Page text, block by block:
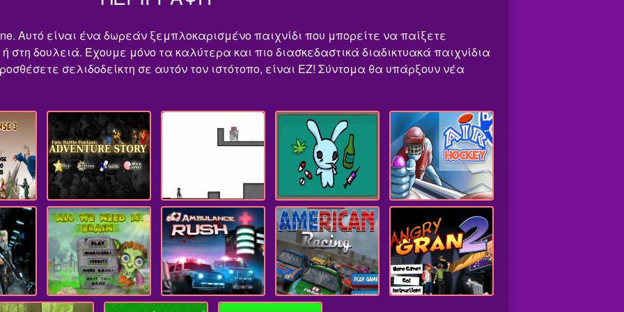
Αυτό είναι ένα δωρεάν ξεμπλοκαρισμένο παιχνίδι που μπορείτε να παίξετε
στη δουλειά. Έχουμε μόνο τα καλύτερα και πιο διασκεδαστικά διαδικτυακά παιχνίδια
σελιδοδείκτη σε αυτόν τον ιστότοπο, είναι EZ! Σύντομα θα υπάρξουν νέα